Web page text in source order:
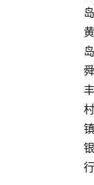
岛
黄
岛
舜
丰
村
镇
银
行